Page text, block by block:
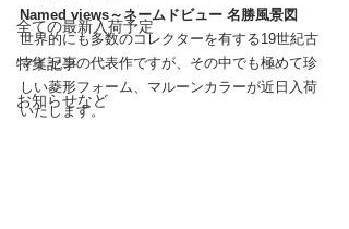
全ての最新入荷予定
特集記事
お知らせなど
Named views～ネームドビュー 名勝風景図
世界的にも多数のコレクターを有する19世紀古
マイセンの代表作ですが、その中でも極めて珍
しい菱形フォーム、マルーンカラーが近日入荷
いたします。